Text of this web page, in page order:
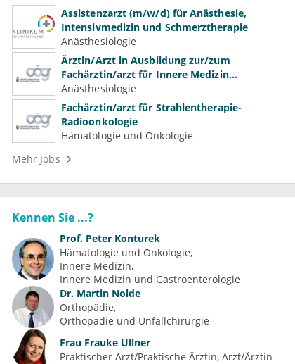
Assistenzarzt (m/w/d) für Anästhesie,
Intensivmedizin und Schmerztherapie
Anästhesiologie
Ärztin/Arzt in Ausbildung zur/zum
Fachärztin/arzt für Innere Medizin
(Kardiologie, Nephrologie, Intensivmedizin)
Anästhesiologie
Fachärztin/arzt für Strahlentherapie-
Radioonkologie
Hämatologie und Onkologie
Mehr Jobs
Kennen Sie ...?
Prof. Peter Konturek
Hämatologie und Onkologie
Innere Medizin
Innere Medizin und Gastroenterologie
Dr. Martin Nolde
Orthopädie
Orthopädie und Unfallchirurgie
Frau Frauke Ullner
Praktischer Arzt/Praktische Ärztin, Arzt/Ärztin